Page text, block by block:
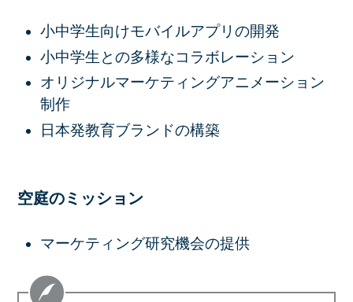
小中学生向けモバイルアプリの開発
小中学生との多様なコラボレーション
オリジナルマーケティングアニメーション
制作
日本発教育ブランドの構築
空庭のミッション
マーケティング研究機会の提供